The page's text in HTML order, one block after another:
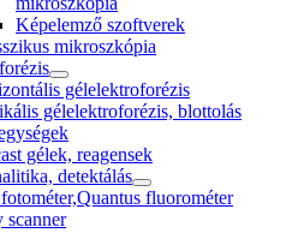
Képelemző szoftverek
mikroszkópia
gélelektroforézis
gélelektroforézis, blottolás
gélek, reagensek
detektálás
fluorométer
scanner